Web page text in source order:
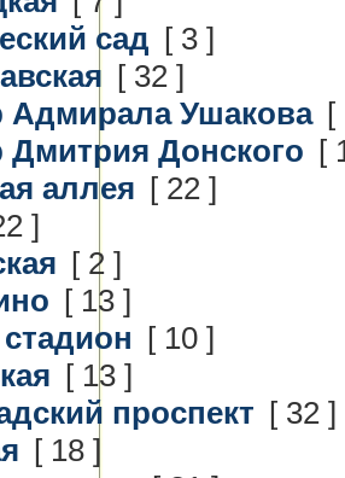
сад [ 3 ]
[ 32 ]
Адмирала Ушакова [
Дмитрия Донского [
аллея [ 22 ]
]
[ 2 ]
[ 13 ]
[ 10 ]
[ 13 ]
проспект [ 32 ]
[ 18 ]